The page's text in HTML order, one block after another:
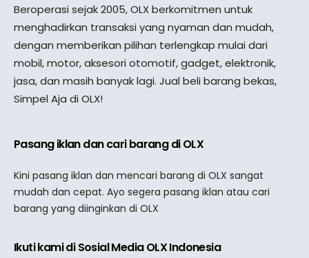
Beroperasi sejak 2005, OLX berkomitmen untuk
menghadirkan transaksi yang nyaman dan mudah,
dengan memberikan pilihan terlengkap mulai dari
mobil, motor, aksesori otomotif, gadget, elektronik,
jasa, dan masih banyak lagi. Jual beli barang bekas,
Simpel Aja di OLX!
Pasang iklan dan cari barang di OLX
Kini pasang iklan dan mencari barang di OLX sangat
mudah dan cepat. Ayo segera pasang iklan atau cari
barang yang diinginkan di OLX
Ikuti kami di Sosial Media OLX Indonesia